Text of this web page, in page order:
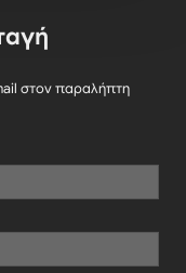
στον παραλήπτη